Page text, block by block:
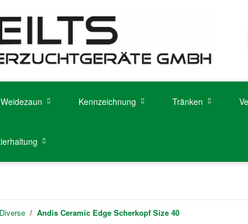
Weidezaun Kennzeichnung Tränken
Diverse Andis Ceramic Edge Scherkopf Size 40